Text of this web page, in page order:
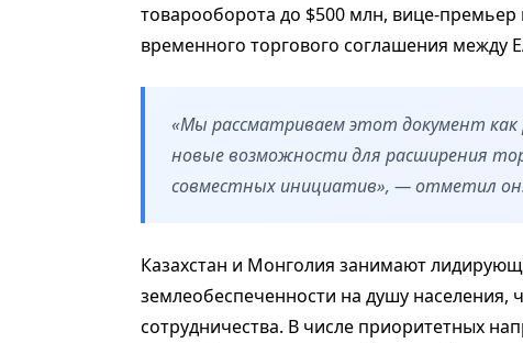
товарооборота до $500 млн, вице-
временного торгового соглашения между
«Мы рассматриваем этот документ
новые возможности для расширения
совместных инициатив», — отметил
Казахстан и Монголия занимают
землеобеспеченности на душу населения,
сотрудничества. В числе приоритетных